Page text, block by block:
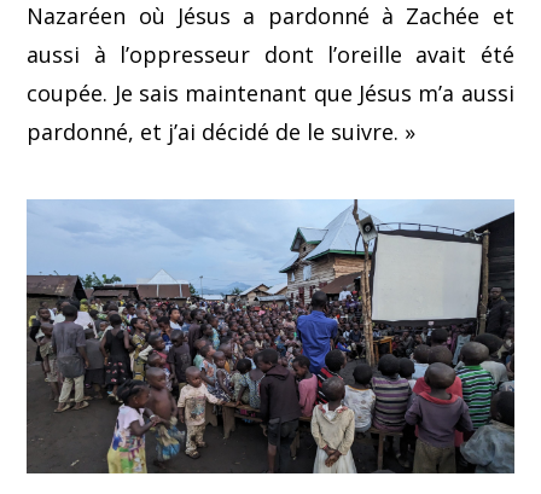
Nazaréen où Jésus a pardonné à Zachée et
aussi à l’oppresseur dont l’oreille avait été
coupée. Je sais maintenant que Jésus m’a aussi
pardonné, et j’ai décidé de le suivre. »